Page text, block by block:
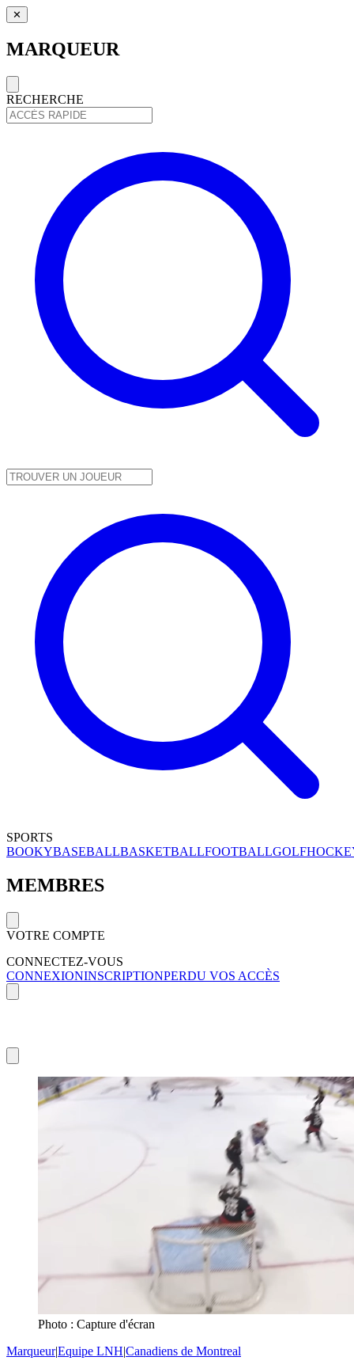
✕
MARQUEUR
RECHERCHE
SPORTS
BOOKYBASEBALLBASKETBALLFOOTBALLGOLF
MEMBRES
VOTRE COMPTE
CONNECTEZ-VOUS
CONNEXIONINSCRIPTIONPERDU VOS ACCÈS
Photo : Capture d'écran
Marqueur|Equipe LNH|Canadiens de Montreal